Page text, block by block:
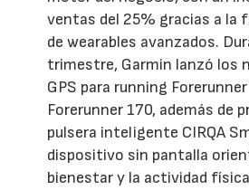
ventas del 25% gracias a la
de wearables avanzados.
trimestre, Garmin lanzó los
GPS para running
Forerunner 170, además de
pulsera inteligente CIRQA
dispositivo sin pantalla
bienestar y la actividad